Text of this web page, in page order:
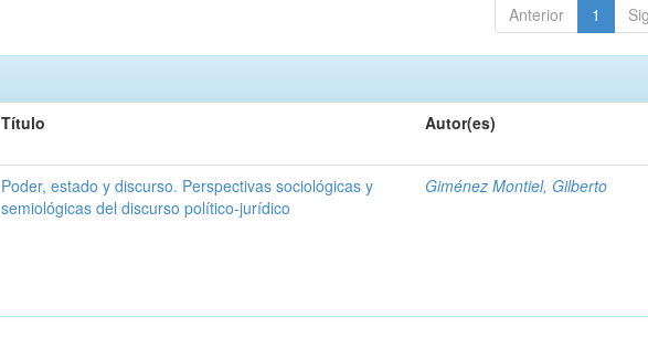
Anterior 1
Título Autor(es)
Poder, estado y discurso. Perspectivas sociológicas y
semiológicas del discurso político-jurídico
Giménez Montiel, Gilberto